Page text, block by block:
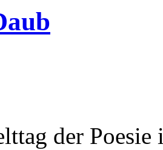
der Poesie